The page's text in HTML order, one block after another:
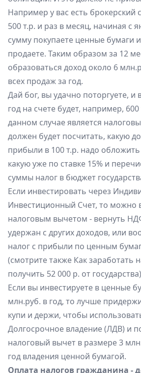
Например у вас есть брокерский
500 т.р. и раз в месяц, начиная с
сумму покупаете ценные бумаги
продаете. Таким образом за 12
образоваться доход около 6
всех продаж за год.
Дай бог, вы удачно поторгуете, и
год на счете будет, например,
данном случае является
должен будет посчитать, какую
прибыли в 100 т.р. надо обложить
какую уже по ставке 15% и
суммы налог в бюджет
Если инвестировать через
Инвестиционный Счет, то можно
налоговым вычетом - вернуть
удержан с других доходов, или
налог с прибыли по ценным
(смотрите также Как заработать
получить 52 000 р. от государства)
Если вы инвестируете в ценные
млн.руб. в год, то лучше
купи и держи, чтобы
Долгосрочное владение (ЛДВ) и
налоговый вычет в размере 3
год владения ценной бумагой.
Оплата налогов гражданина -